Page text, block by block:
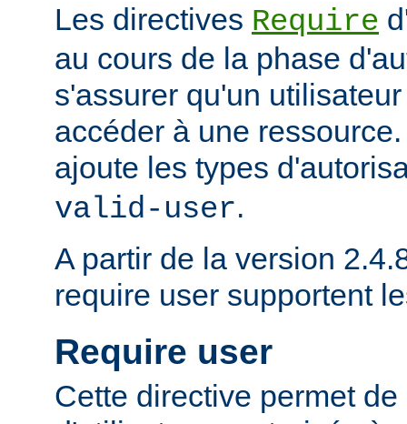
Les directives Require
au cours de la phase
s'assurer qu'un
accéder à une
ajoute les types
valid-user.
A partir de la version
require user supportent
Require user
Cette directive permet